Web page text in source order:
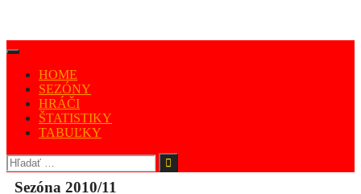
HOME
SEZÓNY
HRÁČI
ŠTATISTIKY
TABUĽKY
Sezóna 2010/11